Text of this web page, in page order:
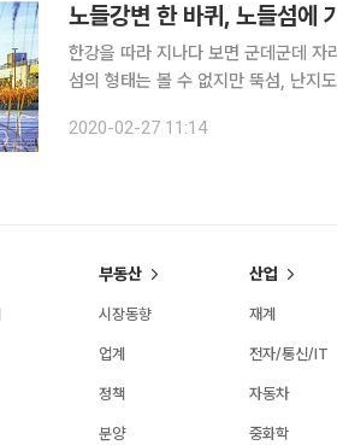
노들강변 한 바퀴, 노들섬에
한강을 따라 지나다 보면 군데군데
섬의 형태는 볼 수 없지만 뚝섬, 난지
현재 행정 구역상 용산구의 눈부신 도
2020-02-27 11:14
부동산
시장동향
업계
정책
분양
산업
재계
전자/통신/IT
자동차
중화학